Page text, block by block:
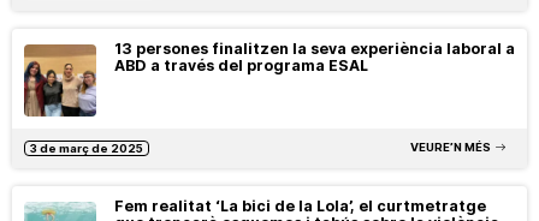
13 persones finalitzen la seva experiència laboral a
ABD a través del programa ESAL
3 de març de 2025 VEURE’N MÉS
Fem realitat ‘La bici de la Lola’, el curtmetratge